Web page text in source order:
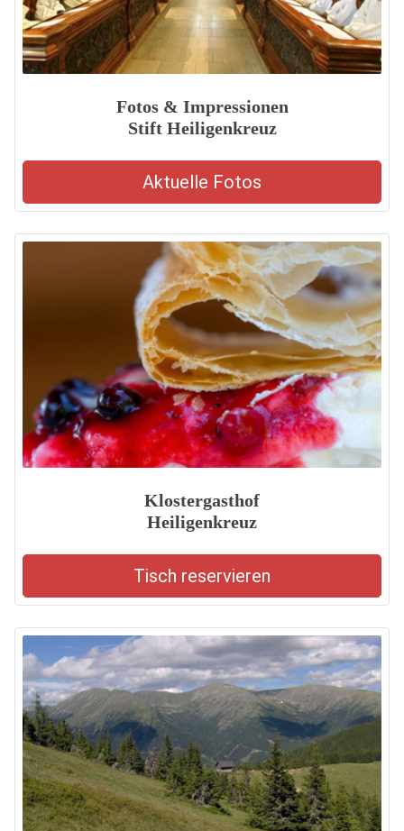
Fotos & Impressionen
Stift Heiligenkreuz
Aktuelle Fotos
Klostergasthof
Heiligenkreuz
Tisch reservieren